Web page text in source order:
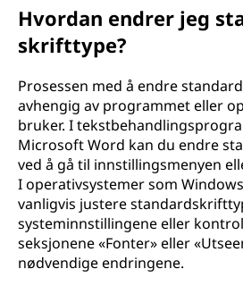
Hvordan endrer jeg
skrifttype?
Prosessen med å endre
avhengig av programmet eller
bruker. I
Microsoft Word kan du endre
ved å gå til innstillingsmenyen
I operativsystemer som
vanligvis justere
systeminnstillingene eller
seksjonene «Fonter» eller
nødvendige endringene.